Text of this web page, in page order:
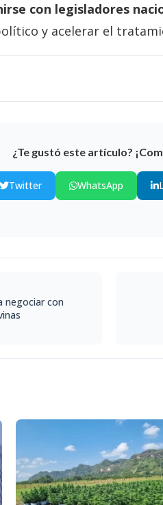
con legisladores
y acelerar el
¿Te gustó este artículo?
Twitter WhatsApp
negociar con